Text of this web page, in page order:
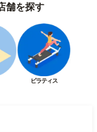
舗を探す
ピラティス